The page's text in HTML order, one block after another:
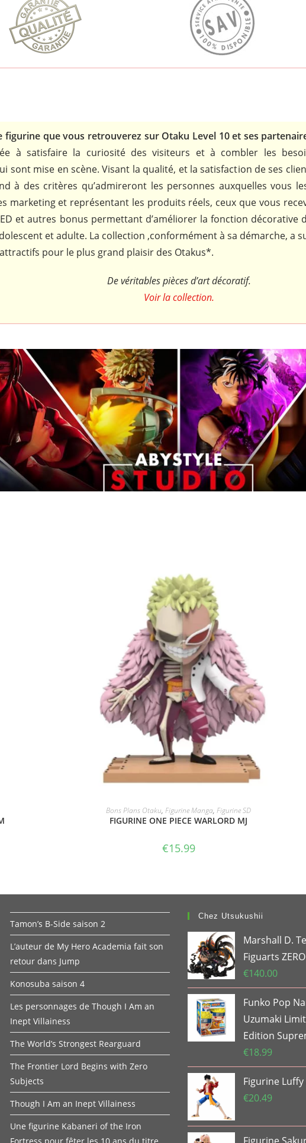
figurine que vous retrouverez sur Otaku Level 10 et ses
à satisfaire la curiosité des visiteurs et à combler les
sont mise en scène. Visant la qualité, et la satisfaction de ses
à des critères qu’admireront les personnes auxquelles vous
marketing et représentant les produits réels, ceux que vous
et autres bonus permettant d’améliorer la fonction décorative
et adulte. La collection ,conformément à sa démarche, a
pour le plus grand plaisir des Otakus*.
De véritables pièces d’art décoratif.
Voir la collection.
ACHAT SUR AMAZON
Bons Plans Otaku,Figurine Manga,Figurine SD
FIGURINE ONE PIECE WARLORD MJ
€15.99
Tamon’s B-Side saison 2
L’auteur de My Hero Academia fait son
retour dans Jump
Konosuba saison 4
Les personnages de Though I Am an
Inept Villainess
The World’s Strongest Rearguard
The Frontier Lord Begins with Zero
Subjects
Though I Am an Inept Villainess
Une figurine Kabaneri of the Iron
Chez Utsukushii
Marshall D.
Figuarts ZERO
€140.00
Funko Pop
Uzumaki
Edition
€18.99
Figurine
€20.49